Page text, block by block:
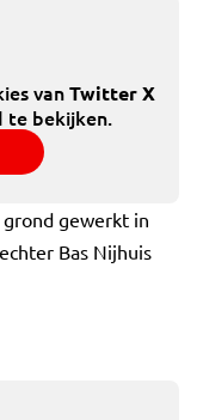
vanTwitter X
te bekijken.
gewerkt in
Bas Nijhuis